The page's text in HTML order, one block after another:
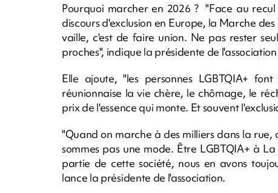
Pourquoi marcher en 2026 ? "Face au
discours d'exclusion en Europe, la Marche
vaille, c'est de faire union. Ne pas rester
proches", indique la présidente de
Elle ajoute, "les personnes LGBTQIA+
réunionnaise la vie chère, le chômage, le
prix de l'essence qui monte. Et souvent
"Quand on marche à des milliers dans la
sommes pas une mode. Être LGBTQIA+ à
partie de cette société, nous en avons
lance la présidente de l'association.